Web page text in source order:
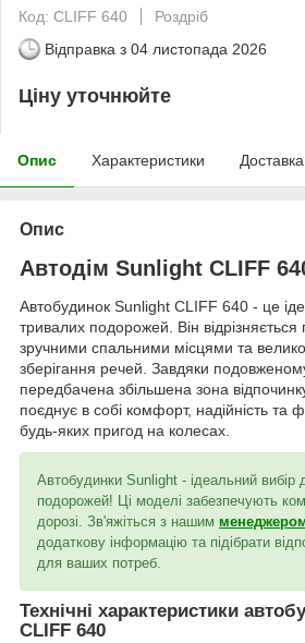
Код: CLIFF 640
Роздріб
Відправка з 04 листопада 2026
Ціну уточнюйте
Опис Характеристики Доставка
Опис
Автодім Sunlight CLIFF
Автобудинок Sunlight CLIFF 640 - це
тривалих подорожей. Він
зручними спальними місцями та
зберігання речей. Завдяки
передбачена збільшена зона
поєднує в собі комфорт, надійність та
будь-яких пригод на колесах.
Автобудинки Sunlight - ідеальний вибір
подорожей! Ці моделі забезпечують
дорозі. Зв'яжіться з нашим
додаткову інформацію та підібрати
для ваших потреб.
Технічні характеристики
CLIFF 640